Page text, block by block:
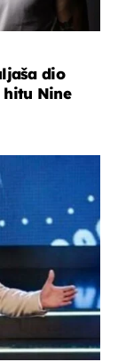
dio
Nine